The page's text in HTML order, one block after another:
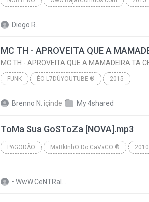
Diego R.
FUNK ÉO L7DÚYOUTUBE ® 2015
Brenno N. içinde My 4shared
ToMa Sua GoSToZa [NOVA].mp3
PAGODÃO MaRkInhO Do CaVaCO ® 2010